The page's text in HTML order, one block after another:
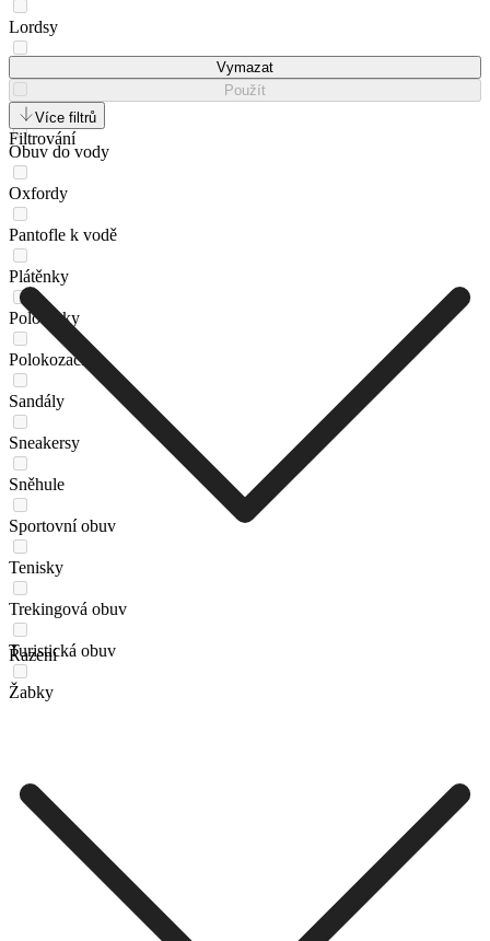
Lordsy
Nazouváky
Obuv do vody
Oxfordy
Pantofle k vodě
Plátěnky
Polobotky
Polokozačky
Sandály
Sneakersy
Sněhule
Sportovní obuv
Tenisky
Trekingová obuv
Turistická obuv
Žabky
Vymazat
Použít
Více filtrů
Filtrování
Řazení